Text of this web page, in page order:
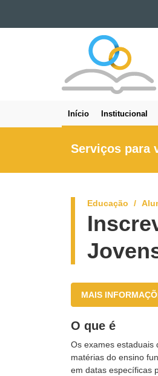
Ir para a navegaçãoESCOLA
DIGITAL
ALUNO
Navegação
principal
Início Institucional
Serviços para
Educação
MAIS
O que é
Os exames estaduais
matérias do ensino
em datas específicas